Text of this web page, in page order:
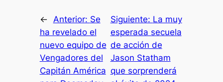
← Anterior: Se
ha revelado el
nuevo equipo de
Vengadores del
Capitán América
Siguiente: La muy
esperada secuela
de acción de
Jason Statham
que sorprenderá